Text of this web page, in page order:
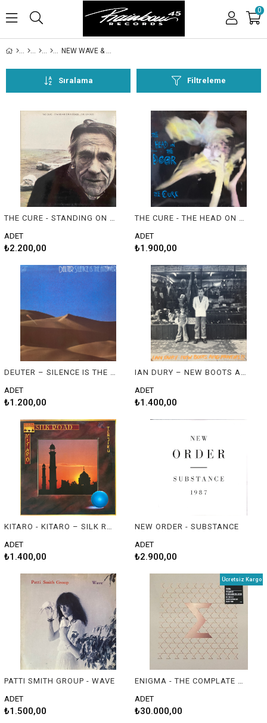
0
NEW WAVE & NEW AGE
Filtreleme
Sıralama
THE CURE - STANDING ON A BEACH (THE SINGLES)
ADET
₺2.200,00
THE CURE - THE HEAD ON THE DOOR
ADET
₺1.900,00
DEUTER – SILENCE IS THE ANSWER / BUDDHAM SHARNAM GACHCHAMI
ADET
₺1.200,00
IAN DURY – NEW BOOTS AND PANTIES!!
ADET
₺1.400,00
KITARO - KITARO – SILK ROAD - TENJIKU
ADET
₺1.400,00
NEW ORDER - SUBSTANCE
ADET
₺2.900,00
PATTI SMITH GROUP - WAVE
ADET
₺1.500,00
ENIGMA - THE COMPLATE STUDIO ALBUM COLLECTION (8 LP BOX SET & SİYAH RENK LP)
ADET
₺30.000,00
Ücretsiz Kargo